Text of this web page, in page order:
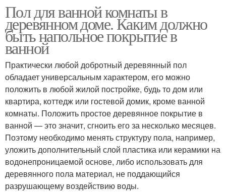
Пол для ванной комнаты в
деревянном доме. Каким должно
быть напольное покрытие в
ванной
Практически любой добротный деревянный пол
обладает универсальным характером, его можно
положить в любой жилой постройке, будь то дом или
квартира, коттедж или гостевой домик, кроме ванной
комнаты. Положить простое деревянное покрытие в
ванной — это значит, сгноить его за несколько месяцев.
Поэтому необходимо менять структуру пола, например,
уложить дополнительный слой пластика или керамики на
водонепроницаемой основе, либо использовать для
деревянного пола материал, не поддающийся
разрушающему воздействию воды.